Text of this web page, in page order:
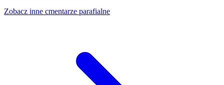
Zobacz inne cmentarze parafialne